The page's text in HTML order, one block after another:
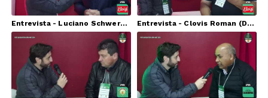
Entrevista - Luciano Schwerz (Gerente. Regional da Emater/RS- Regional Frederico Westphalen) Entrevista - Clovis Roman (Diretor Presidente da AA Erva-mate)